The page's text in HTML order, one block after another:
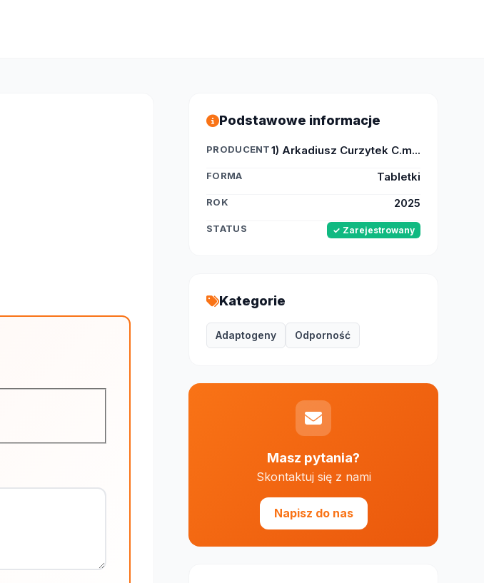
Maksymalnie 1000 znaków
Podstawowe informacje
PRODUCENT1) Arkadiusz Curzytek C.m...
FORMA Tabletki
ROK 2025
STATUS ✓ Zarejestrowany
Kategorie
Adaptogeny Odporność
Masz pytania?
Skontaktuj się z nami
Napisz do nas